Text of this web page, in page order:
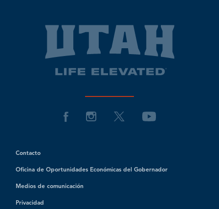
Contacto
Oficina de Oportunidades Económicas del Gobernador
Medios de comunicación
Privacidad